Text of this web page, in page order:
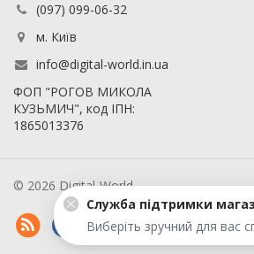
(097) 099-06-32
м. Київ
info@digital-world.in.ua
ФОП "РОГОВ МИКОЛА
КУЗЬМИЧ", код ІПН:
1865013376
© 2026 Digital-World
Служба підтримки
Виберіть зручний для вас